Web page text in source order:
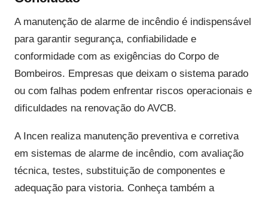
A manutenção de alarme de incêndio é indispensável
para garantir segurança, confiabilidade e
conformidade com as exigências do Corpo de
Bombeiros. Empresas que deixam o sistema parado
ou com falhas podem enfrentar riscos operacionais e
dificuldades na renovação do AVCB.
A Incen realiza manutenção preventiva e corretiva
em sistemas de alarme de incêndio, com avaliação
técnica, testes, substituição de componentes e
adequação para vistoria. Conheça também a